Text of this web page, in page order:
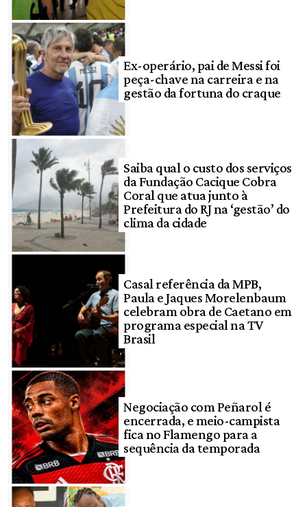
Ex-operário, pai de Messi foi
peça-chave na carreira e na
gestão da fortuna do craque
Saiba qual o custo dos serviços
da Fundação Cacique Cobra
Coral que atua junto à
Prefeitura do RJ na ‘gestão’ do
clima da cidade
Casal referência da MPB,
Paula e Jaques Morelenbaum
celebram obra de Caetano em
programa especial na TV
Brasil
Negociação com Peñarol é
encerrada, e meio-campista
fica no Flamengo para a
sequência da temporada